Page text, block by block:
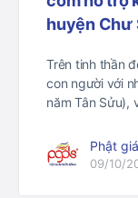
huyện Chư
Trên tinh thần
con người với
năm Tân Sửu),
Phật
09/10/